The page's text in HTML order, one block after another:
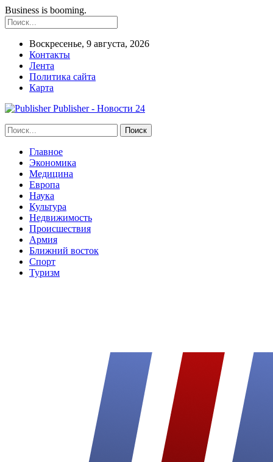
Business is booming.
Воскресенье, 9 августа, 2026
Контакты
Лента
Политика сайта
Карта
Publisher - Новости 24
Главное
Экономика
Медицина
Европа
Наука
Культура
Недвижимость
Происшествия
Армия
Ближний восток
Спорт
Туризм